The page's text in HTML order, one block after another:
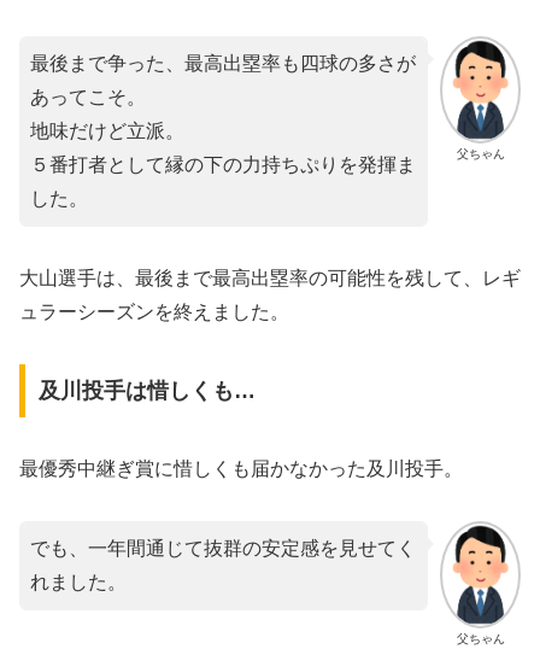
父ちゃん
最後まで争った、最高出塁率も四球の多さが
あってこそ。
地味だけど立派。
５番打者として縁の下の力持ちぷりを発揮ま
した。
大山選手は、最後まで最高出塁率の可能性を残して、レギ
ュラーシーズンを終えました。
及川投手は惜しくも…
最優秀中継ぎ賞に惜しくも届かなかった及川投手。
父ちゃん
でも、一年間通じて抜群の安定感を見せてく
れました。